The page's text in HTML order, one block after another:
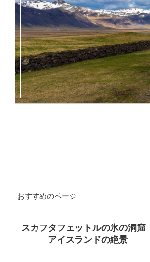
おすすめのページ:
スカフタフェットルの氷の洞窟
アイスランドの絶景